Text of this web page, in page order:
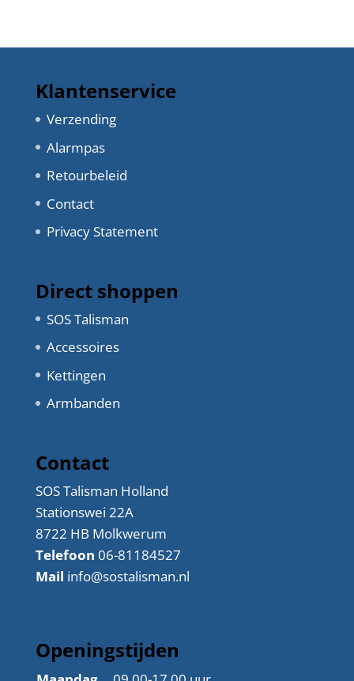
Klantenservice
Verzending
Alarmpas
Retourbeleid
Contact
Privacy Statement
Direct shoppen
SOS Talisman
Accessoires
Kettingen
Armbanden
Contact
SOS Talisman Holland
Stationswei 22A
8722 HB Molkwerum
Telefoon 06-81184527
Mail info@sostalisman.nl
Openingstijden